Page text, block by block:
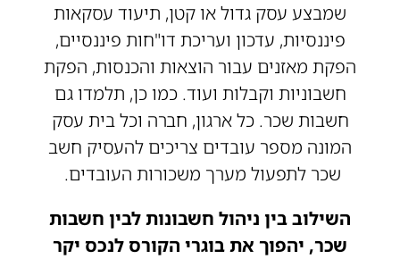
שמבצע עסק גדול או קטן, תיעוד עסקאות
פיננסיות, עדכון ועריכת דו"חות פיננסיים,
הפקת מאזנים עבור הוצאות והכנסות, הפקת
חשבוניות וקבלות ועוד. כמו כן, תלמדו גם
חשבות שכר. כל ארגון, חברה וכל בית עסק
המונה מספר עובדים צריכים להעסיק חשב
שכר לתפעול מערך משכורות העובדים.
השילוב בין ניהול חשבונות לבין חשבות
שכר, יהפוך את בוגרי הקורס לנכס יקר